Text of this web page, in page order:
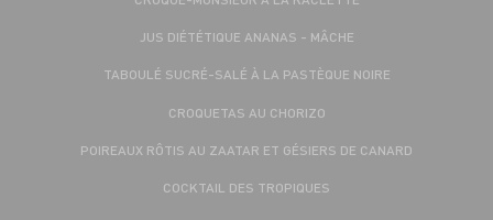
JUS DIÉTÉTIQUE ANANAS - MÂCHE
TABOULÉ SUCRÉ-SALÉ À LA PASTÈQUE NOIRE
CROQUETAS AU CHORIZO
POIREAUX RÔTIS AU ZAATAR ET GÉSIERS DE CANARD
COCKTAIL DES TROPIQUES